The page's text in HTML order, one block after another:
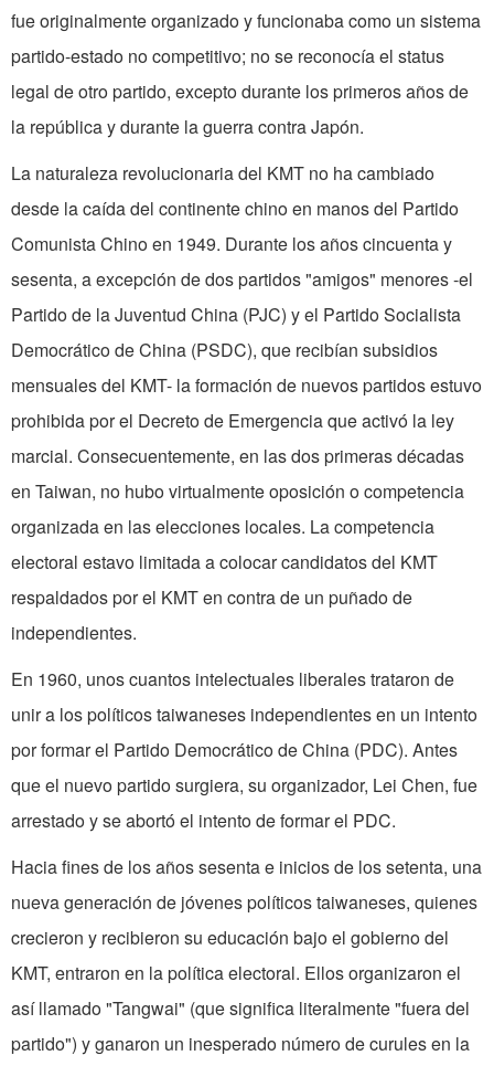
fue originalmente organizado y funcionaba como un sistema
partido-estado no competitivo; no se reconocía el status
legal de otro partido, excepto durante los primeros años de
la república y durante la guerra contra Japón.
La naturaleza revolucionaria del KMT no ha cambiado
desde la caída del continente chino en manos del Partido
Comunista Chino en 1949. Durante los años cincuenta y
sesenta, a excepción de dos partidos "amigos" menores -el
Partido de la Juventud China (PJC) y el Partido Socialista
Democrático de China (PSDC), que recibían subsidios
mensuales del KMT- la formación de nuevos partidos estuvo
prohibida por el Decreto de Emergencia que activó la ley
marcial. Consecuentemente, en las dos primeras décadas
en Taiwan, no hubo virtualmente oposición o competencia
organizada en las elecciones locales. La competencia
electoral estavo limitada a colocar candidatos del KMT
respaldados por el KMT en contra de un puñado de
independientes.
En 1960, unos cuantos intelectuales liberales trataron de
unir a los políticos taiwaneses independientes en un intento
por formar el Partido Democrático de China (PDC). Antes
que el nuevo partido surgiera, su organizador, Lei Chen, fue
arrestado y se abortó el intento de formar el PDC.
Hacia fines de los años sesenta e inicios de los setenta, una
nueva generación de jóvenes políticos taiwaneses, quienes
crecieron y recibieron su educación bajo el gobierno del
KMT, entraron en la política electoral. Ellos organizaron el
así llamado "Tangwai" (que significa literalmente "fuera del
partido") y ganaron un inesperado número de curules en la